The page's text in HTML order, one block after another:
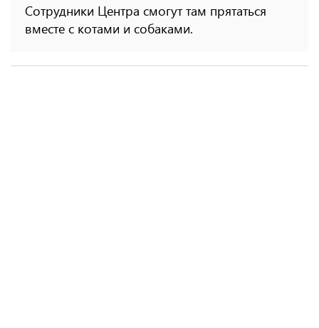
Сотрудники Центра смогут там прятаться
вместе с котами и собаками.